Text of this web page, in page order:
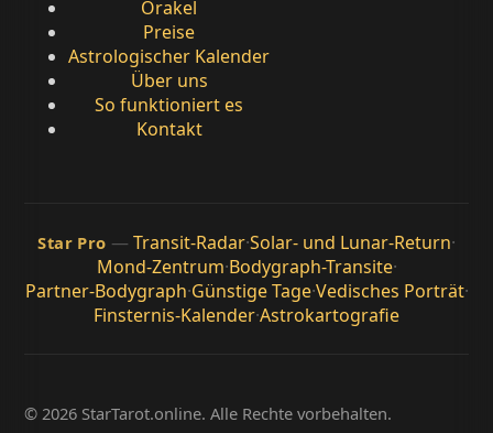
Orakel
Preise
Astrologischer Kalender
Über uns
So funktioniert es
Kontakt
Star Pro — Transit-Radar·Solar- und Lunar-Return·
Mond-Zentrum·Bodygraph-Transite·
Partner-Bodygraph·Günstige Tage·Vedisches Porträt·
Finsternis-Kalender·Astrokartografie
© 2026 StarTarot.online. Alle Rechte vorbehalten.